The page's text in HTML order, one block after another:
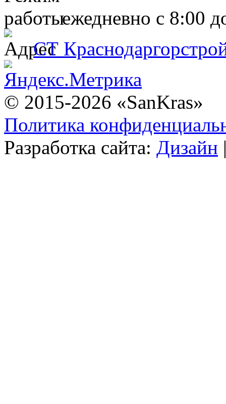
ежедневно с 8:00
СТ
© 2015-2026 «SanKras»
Политика
Разработка сайта: Дизайн